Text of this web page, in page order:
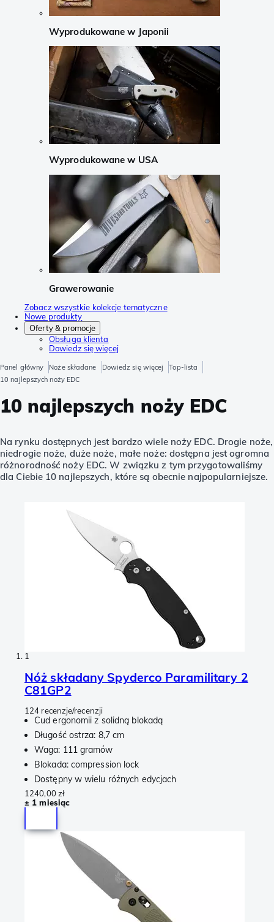
Wyprodukowane w Japonii
Wyprodukowane w USA
Grawerowanie
Zobacz wszystkie kolekcje tematyczne
Nowe produkty
Oferty & promocje
Obsługa klienta
Dowiedz się więcej
Panel główny Noże składane Dowiedz się więcej
Top-lista
10 najlepszych noży EDC
10 najlepszych noży EDC
Na rynku dostępnych jest bardzo wiele noży EDC. Drogie noże,
niedrogie noże, duże noże, małe noże: dostępna jest ogromna
różnorodność noży EDC. W związku z tym przygotowaliśmy
dla Ciebie 10 najlepszych, które są obecnie najpopularniejsze.
1
Nóż składany Spyderco Paramilitary 2
C81GP2
124 recenzje/recenzji
Cud ergonomii z solidną blokadą
Długość ostrza: 8,7 cm
Waga: 111 gramów
Blokada: compression lock
Dostępny w wielu różnych edycjach
1240,00 zł
± 1 miesiąc